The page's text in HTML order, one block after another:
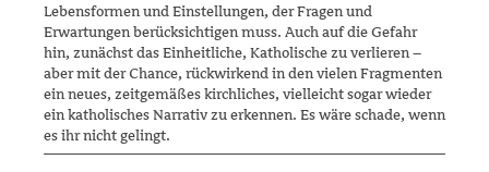
Lebensformen und Einstellungen, der Fragen und
Erwartungen berücksichtigen muss. Auch auf die Gefahr
hin, zunächst das Einheitliche, Katholische zu verlieren –
aber mit der Chance, rückwirkend in den vielen Fragmenten
ein neues, zeitgemäßes kirchliches, vielleicht sogar wieder
ein katholisches Narrativ zu erken­nen. Es wäre schade, wenn
es ihr nicht gelingt.